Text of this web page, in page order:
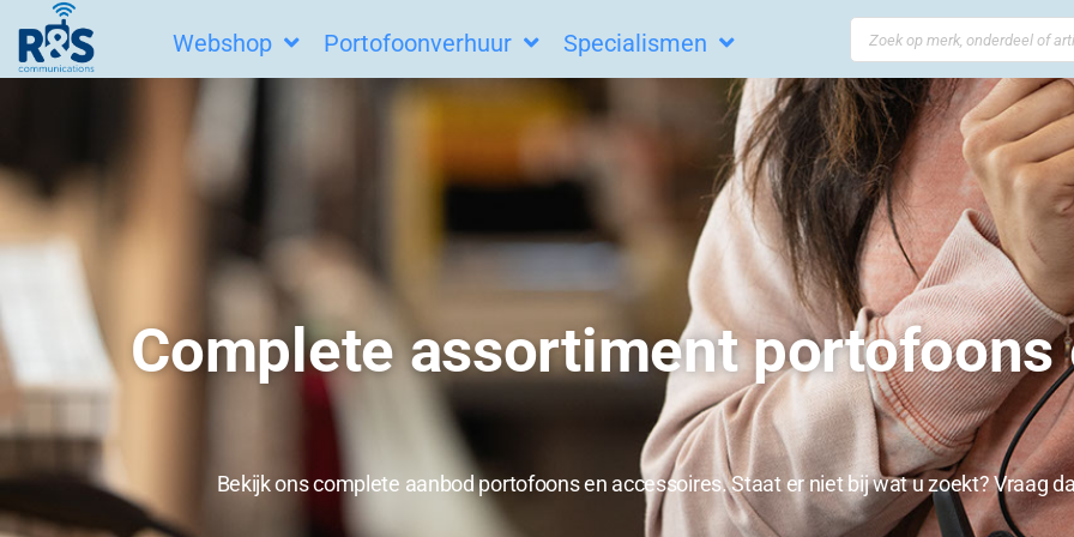
naar
Webshop Portofoonverhuur Specialismen
Search
...
Complete assortiment portofoons
Bekijk ons complete aanbod portofoons en accessoires. Staat er niet bij wat u zoekt? Vraag